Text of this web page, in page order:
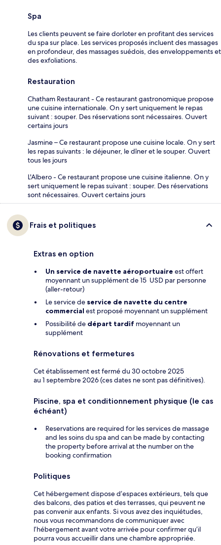
Spa
Les clients peuvent se faire dorloter en profitant des services
du spa sur place. Les services proposés incluent des massages
en profondeur, des massages suédois, des enveloppements et
des exfoliations.
Restauration
Chatham Restaurant - Ce restaurant gastronomique propose
une cuisine internationale. On y sert uniquement le repas
suivant : souper. Des réservations sont nécessaires. Ouvert
certains jours
Jasmine – Ce restaurant propose une cuisine locale. On y sert
les repas suivants : le déjeuner, le dîner et le souper. Ouvert
tous les jours
L'Albero - Ce restaurant propose une cuisine italienne. On y
sert uniquement le repas suivant : souper. Des réservations
sont nécessaires. Ouvert certains jours
Frais et politiques
Extras en option
Un service de navette aéroportuaire est offert
moyennant un supplément de 15 USD par personne
(aller-retour)
Le service de service de navette du centre
commercial est proposé moyennant un supplément
Possibilité de départ tardif moyennant un
supplément
Rénovations et fermetures
Cet établissement est fermé du 30 octobre 2025
au 1 septembre 2026 (ces dates ne sont pas définitives).
Piscine, spa et conditionnement physique (le cas
échéant)
Reservations are required for les services de massage
and les soins du spa and can be made by contacting
the property before arrival at the number on the
booking confirmation
Politiques
Cet hébergement dispose d’espaces extérieurs, tels que
des balcons, des patios et des terrasses, qui peuvent ne
pas convenir aux enfants. Si vous avez des inquiétudes,
nous vous recommandons de communiquer avec
l’hébergement avant votre arrivée pour confirmer qu’il
pourra vous accueillir dans une chambre appropriée.